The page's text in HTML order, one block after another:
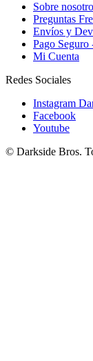
Sobre
Preguntas
Envíos y
Pago Seguro
Mi Cuenta
Redes Sociales
Instagram
Facebook
Youtube
© Darkside Bros.